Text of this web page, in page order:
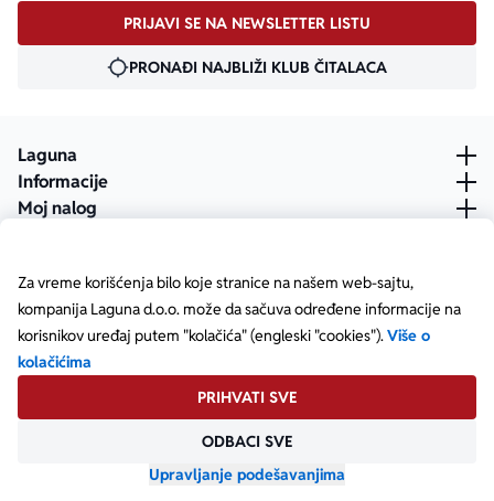
Za vreme korišćenja bilo koje stranice na našem web-sajtu,
kompanija Laguna d.o.o. može da sačuva određene informacije na
korisnikov uređaj putem "kolačića" (engleski "cookies").Više o
kolačićima
PRIHVATI SVE
ODBACI SVE
Upravljanje podešavanjima
PRIJAVI SE NA NEWSLETTER LISTU
PRONAĐI NAJBLIŽI KLUB ČITALACA
Laguna
Informacije
Moj nalog
Copyright © Laguna d.o.o. Starine Novaka 23, Beograd •
Matični broj: 17414844
Posetite našu Facebook stranicu
Posetite našu X stranicu
Posetite našu Instagram stranicu
Posetite naš YouTube
Posetite našu TikTok stranicu
Posetite našu LinkedIn stranicu